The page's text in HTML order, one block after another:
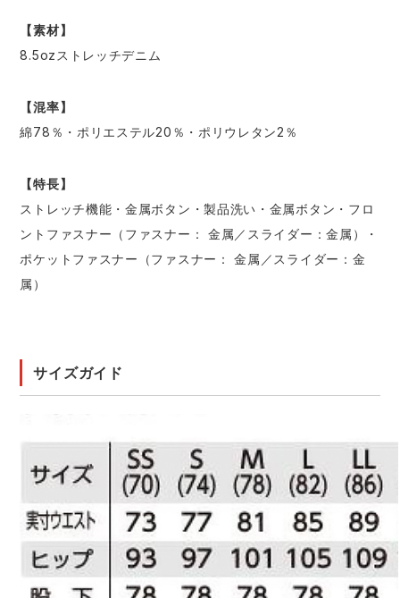
【素材】
8.5ozストレッチデニム
【混率】
綿78％・ポリエステル20％・ポリウレタン2％
【特長】
ストレッチ機能・金属ボタン・製品洗い・金属ボタン・フロ
ントファスナー（ファスナー： 金属／スライダー：金属）・
ポケットファスナー（ファスナー： 金属／スライダー：金
属）
サイズガイド